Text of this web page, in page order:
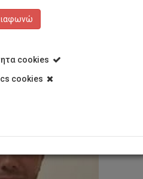
cookies
cookies